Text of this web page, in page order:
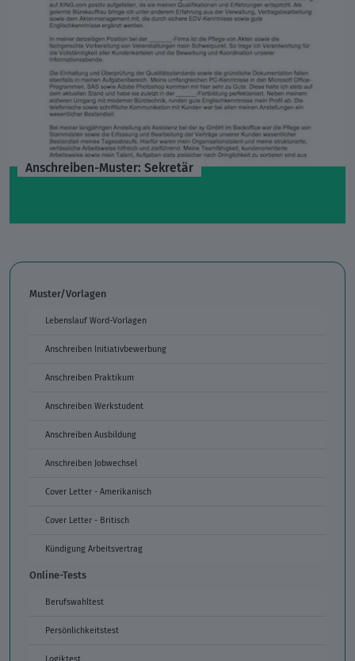
Anschreiben-Muster: Sekretär
Muster/Vorlagen
Lebenslauf Word-Vorlagen
Anschreiben Initiativbewerbung
Anschreiben Praktikum
Anschreiben Werkstudent
Anschreiben Ausbildung
Anschreiben Jobwechsel
Cover Letter - Amerikanisch
Cover Letter - Britisch
Kündigung Arbeitsvertrag
Online-Tests
Berufswahltest
Persönlichkeitstest